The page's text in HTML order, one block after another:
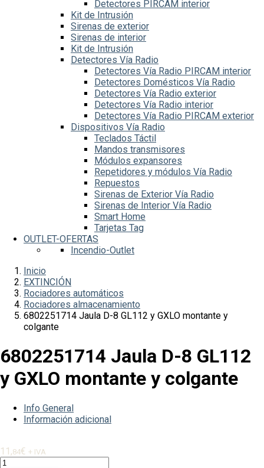
Detectores PIRCAM interior
Kit de Intrusión
Sirenas de exterior
Sirenas de interior
Kit de Intrusión
Detectores Vía Radio
Detectores Vía Radio PIRCAM interior
Detectores Domésticos Vía Radio
Detectores Vía Radio exterior
Detectores Vía Radio interior
Detectores Vía Radio PIRCAM exterior
Dispositivos Vía Radio
Teclados Táctil
Mandos transmisores
Módulos expansores
Repetidores y módulos Vía Radio
Repuestos
Sirenas de Exterior Vía Radio
Sirenas de Interior Vía Radio
Smart Home
Tarjetas Tag
OUTLET-OFERTAS
Incendio-Outlet
Inicio
EXTINCIÓN
Rociadores automáticos
Rociadores almacenamiento
6802251714 Jaula D-8 GL112 y GXLO montante y
colgante
6802251714 Jaula D-8 GL112
y GXLO montante y colgante
Info General
Información adicional
11,84€ + IVA
6802251714